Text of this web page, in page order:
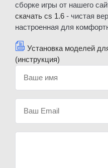
сборке игры от нашего
скачать cs 1.6 - чистая
настроенная для
Установка моделей
(инструкция)